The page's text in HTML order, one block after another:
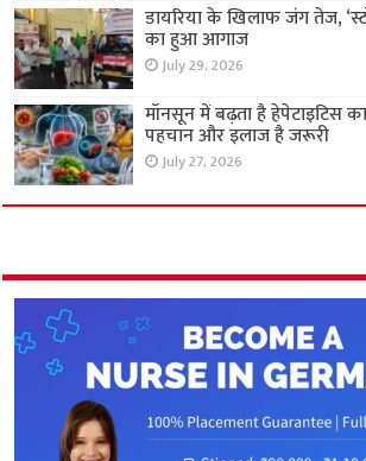
डायरिया के खिलाफ जंग तेज,
का हुआ आगाज
July 29, 2026
मॉनसून में बढ़ता है हेपेटाइटिस
पहचान और इलाज है जरूरी
July 27, 2026